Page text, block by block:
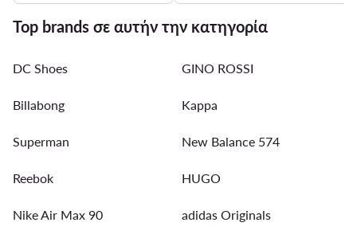
Top brands σε αυτήν την κατηγορία
DC Shoes GINO ROSSI
Billabong Kappa
Superman New Balance 574
Reebok HUGO
Nike Air Max 90 adidas Originals